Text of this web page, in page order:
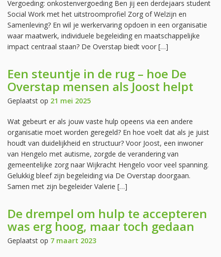
Vergoeding: onkostenvergoeding Ben jij een derdejaars student
Social Work met het uitstroomprofiel Zorg of Welzijn en
Samenleving? En wil je werkervaring opdoen in een organisatie
waar maatwerk, individuele begeleiding en maatschappelijke
impact centraal staan? De Overstap biedt voor […]
Een steuntje in de rug – hoe De
Overstap mensen als Joost helpt
Geplaatst op 21 mei 2025
Wat gebeurt er als jouw vaste hulp opeens via een andere
organisatie moet worden geregeld? En hoe voelt dat als je juist
houdt van duidelijkheid en structuur? Voor Joost, een inwoner
van Hengelo met autisme, zorgde de verandering van
gemeentelijke zorg naar Wijkracht Hengelo voor veel spanning.
Gelukkig bleef zijn begeleiding via De Overstap doorgaan.
Samen met zijn begeleider Valerie […]
De drempel om hulp te accepteren
was erg hoog, maar toch gedaan
Geplaatst op 7 maart 2023